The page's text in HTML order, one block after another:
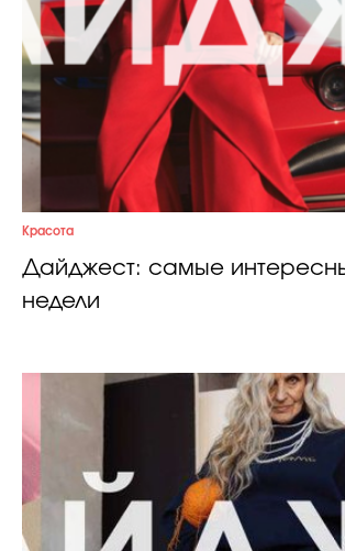
Красота
Дайджест: самые
недели